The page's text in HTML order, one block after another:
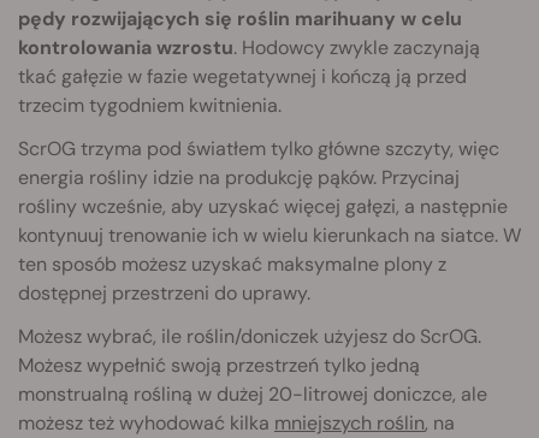
pędy rozwijających się roślin marihuany w celu
kontrolowania wzrostu. Hodowcy zwykle zaczynają
tkać gałęzie w fazie wegetatywnej i kończą ją przed
trzecim tygodniem kwitnienia.
ScrOG trzyma pod światłem tylko główne szczyty, więc
energia rośliny idzie na produkcję pąków. Przycinaj
rośliny wcześnie, aby uzyskać więcej gałęzi, a następnie
kontynuuj trenowanie ich w wielu kierunkach na siatce. W
ten sposób możesz uzyskać maksymalne plony z
dostępnej przestrzeni do uprawy.
Możesz wybrać, ile roślin/doniczek użyjesz do ScrOG.
Możesz wypełnić swoją przestrzeń tylko jedną
monstrualną rośliną w dużej 20-litrowej doniczce, ale
możesz też wyhodować kilka mniejszych roślin, na